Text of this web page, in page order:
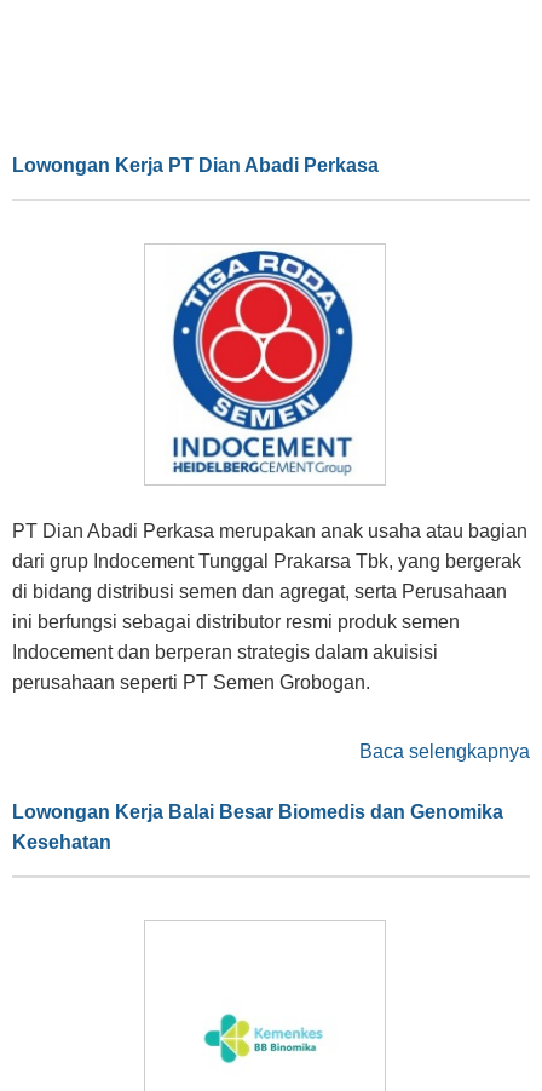
Lowongan Kerja PT Dian Abadi Perkasa
PT Dian Abadi Perkasa merupakan anak usaha atau bagian
dari grup Indocement Tunggal Prakarsa Tbk, yang bergerak
di bidang distribusi semen dan agregat, serta Perusahaan
ini berfungsi sebagai distributor resmi produk semen
Indocement dan berperan strategis dalam akuisisi
perusahaan seperti PT Semen Grobogan.
Baca selengkapnya
Lowongan Kerja Balai Besar Biomedis dan Genomika
Kesehatan